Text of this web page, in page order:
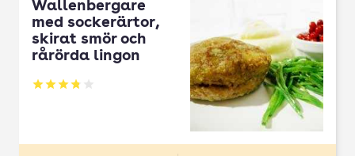
Wallenbergare
med sockerärtor,
skirat smör och
rårörda lingon
Betyg: 3.81 av 5